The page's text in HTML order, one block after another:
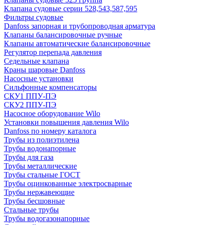
Клапана судовые серии 528,543,587,595
Фильтры судовые
Danfoss запорная и трубопроводная арматура
Клапаны балансировочные ручные
Клапаны автоматические балансировочные
Регулятор перепада давления
Седельные клапана
Краны шаровые Danfoss
Насосные установки
Сильфонные компенсаторы
СКУ1 ППУ-ПЭ
СКУ2 ППУ-ПЭ
Насосное оборудование Wilo
Установки повышения давления Wilo
Danfoss по номеру каталога
Трубы из полиэтилена
Трубы водонапорные
Трубы для газа
Трубы металлические
Трубы стальные ГОСТ
Трубы оцинкованные электросварные
Трубы нержавеющие
Трубы бесшовные
Стальные трубы
Трубы водогазонапорные